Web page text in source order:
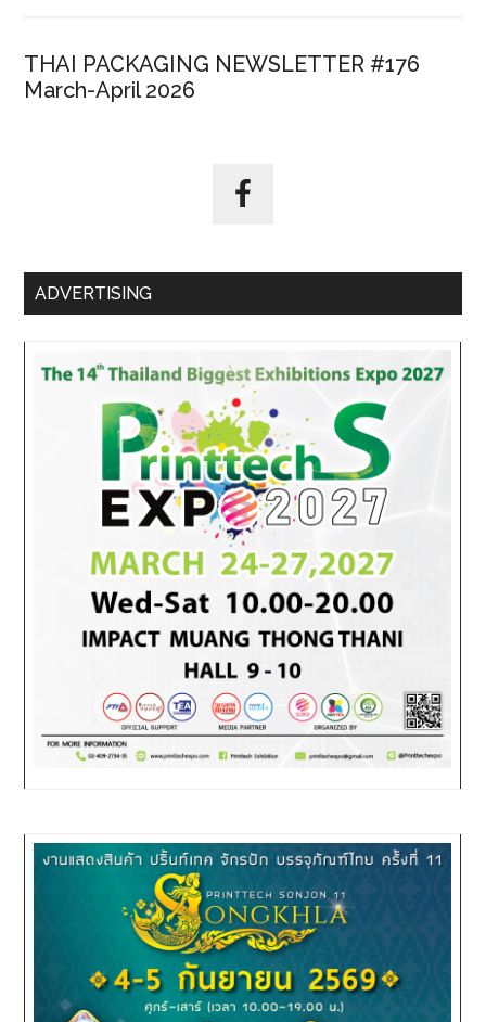
THAI PACKAGING NEWSLETTER #176
March-April 2026
ADVERTISING